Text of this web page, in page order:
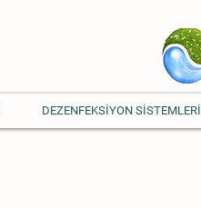
DEZENFEKSİYON SİSTEMLERİ